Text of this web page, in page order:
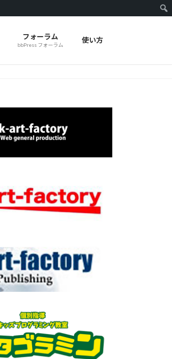
フォーラム
bbPress フォーラム
使い方